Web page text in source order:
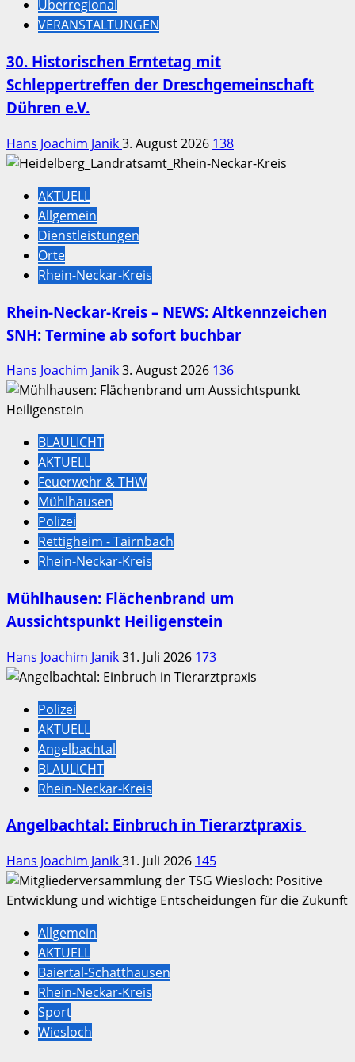
Überregional
VERANSTALTUNGEN
30. Historischen Erntetag mit
Schleppertreffen der Dreschgemeinschaft
Dühren e.V.
Hans Joachim Janik3. August 2026 138
AKTUELL
Allgemein
Dienstleistungen
Orte
Rhein-Neckar-Kreis
Rhein-Neckar-Kreis – NEWS: Altkennzeichen
SNH: Termine ab sofort buchbar
Hans Joachim Janik3. August 2026 136
BLAULICHT
AKTUELL
Feuerwehr & THW
Mühlhausen
Polizei
Rettigheim - Tairnbach
Rhein-Neckar-Kreis
Mühlhausen: Flächenbrand um
Aussichtspunkt Heiligenstein
Hans Joachim Janik31. Juli 2026 173
Polizei
AKTUELL
Angelbachtal
BLAULICHT
Rhein-Neckar-Kreis
Angelbachtal: Einbruch in Tierarztpraxis
Hans Joachim Janik31. Juli 2026 145
Allgemein
AKTUELL
Baiertal-Schatthausen
Rhein-Neckar-Kreis
Sport
Wiesloch